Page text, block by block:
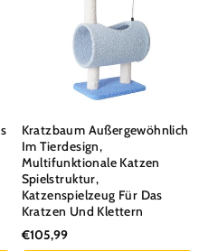
Kratzbaum Außergewöhnlich
Im Tierdesign,
Multifunktionale Katzen
Spielstruktur,
Katzenspielzeug Für Das
Kratzen Und Klettern
€105,99